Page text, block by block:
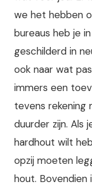
we het hebben
bureaus heb je
geschilderd in
ook naar wat
immers een
tevens rekening
duurder zijn. Als
hardhout wilt
opzij moeten
hout. Bovendien